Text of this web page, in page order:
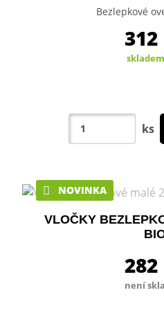
Bezlepkové
312
skladem
ks
NOVINKA
VLOČKY
282
není